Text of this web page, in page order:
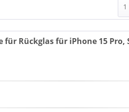
für Rückglas für iPhone 15 Pro,